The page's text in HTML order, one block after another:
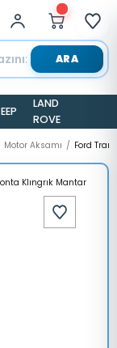
ARA
LAND
ROVER
Motor Aksamı Ford